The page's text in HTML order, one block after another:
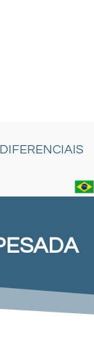
DIFERENCIAIS